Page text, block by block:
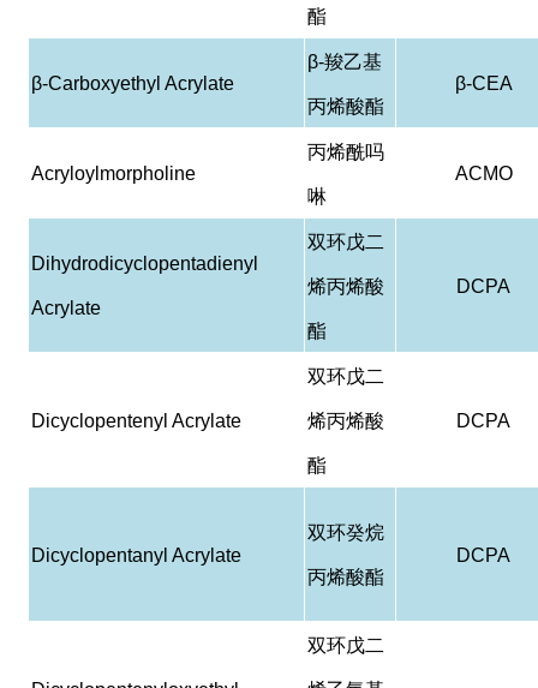
酯
β-Carboxyethyl Acrylate
β-羧乙基
丙烯酸酯
β-CEA
Acryloylmorpholine
丙烯酰吗
啉
ACMO
Dihydrodicyclopentadienyl
Acrylate
双环戊二
烯丙烯酸
酯
DCPA
Dicyclopentenyl Acrylate
双环戊二
烯丙烯酸
酯
DCPA
Dicyclopentanyl Acrylate
双环癸烷
丙烯酸酯
DCPA
双环戊二